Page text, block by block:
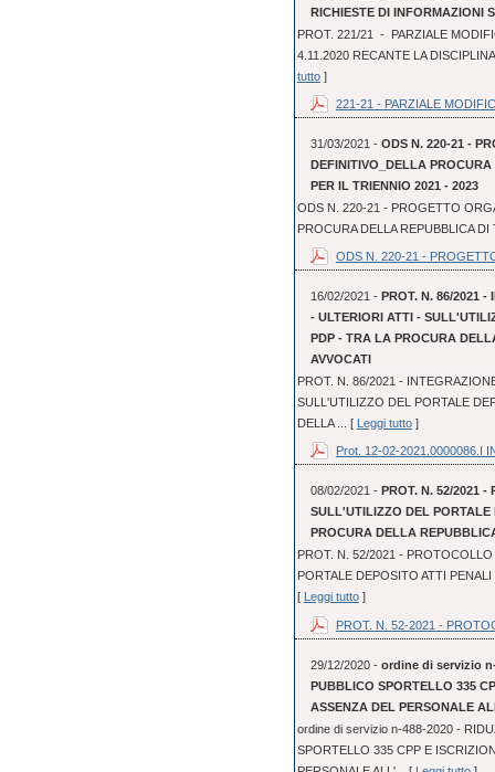
RICHIESTE DI INFORMAZIONI
PROT. 221/21 - PARZIALE
4.11.2020 RECANTE LA
tutto]
221-21 - PARZIALE
31/03/2021 - ODS N. 220-21 -
DEFINITIVO_DELLA
PER IL TRIENNIO 2021 - 2023
ODS N. 220-21 - PROGETTO
PROCURA DELLA REPUBBLICA
ODS N. 220-21 -
16/02/2021 - PROT. N. 86/2021
- ULTERIORI ATTI -
PDP - TRA LA PROCURA
AVVOCATI
PROT. N. 86/2021 -
SULL'UTILIZZO DEL PORTALE
DELLA ... [
Leggi tutto]
Prot. 12-02-2021.0000086.I
08/02/2021 - PROT. N. 52/2021
SULL'UTILIZZO DEL PORTALE
PROCURA DELLA
PROT. N. 52/2021 -
PORTALE DEPOSITO ATTI
[ Leggi tutto]
PROT. N. 52-2021 -
29/12/2020 - ordine di servizio
PUBBLICO SPORTELLO 335
ASSENZA DEL PERSONALE
ordine di servizio n-488-2020 -
SPORTELLO 335 CPP E